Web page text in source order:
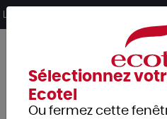
Livraison offerte dès 249€ HT
Sélectionnez
Ecotel
Ou fermez cette
Panneau de gestion des